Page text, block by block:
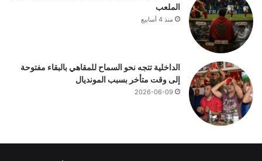
الملعب
منذ 4 أسابيع
الداخلية تتجه نحو السماح للمقاهي بالبقاء مفتوحة
إلى وقت متأخر بسبب المونديال
2026-06-09